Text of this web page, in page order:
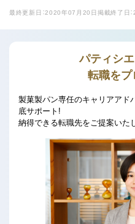
最終更新日：2020年07月20日 掲載終了日
パティシ
転職をプ
製菓製パン専任のキャリアアド
底サポート!
納得できる転職先をご提案いた